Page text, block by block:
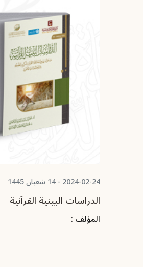
2024-02-24 - 14 شعبان 1445
الدراسات البينية القرآنية
المؤلف :